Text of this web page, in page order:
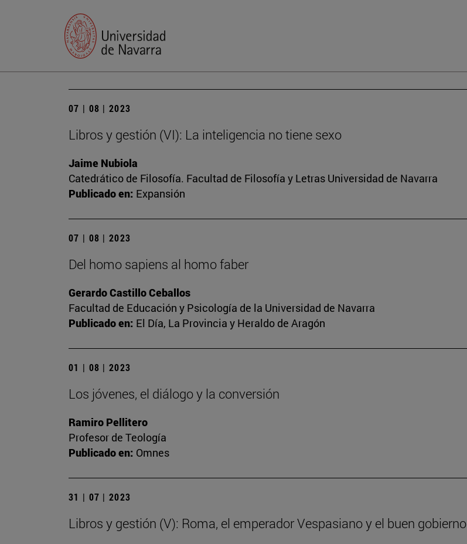
07 | 08 | 2023
Libros y gestión (VI): La inteligencia no tiene sexo
Jaime Nubiola
Catedrático de Filosofía. Facultad de Filosofía y Letras Universidad de Navarra
Publicado en: Expansión
07 | 08 | 2023
Del homo sapiens al homo faber
Gerardo Castillo Ceballos
Facultad de Educación y Psicología de la Universidad de Navarra
Publicado en: El Día, La Provincia y Heraldo de Aragón
01 | 08 | 2023
Los jóvenes, el diálogo y la conversión
Ramiro Pellitero
Profesor de Teología
Publicado en: Omnes
31 | 07 | 2023
Libros y gestión (V): Roma, el emperador Vespasiano y el buen gobierno